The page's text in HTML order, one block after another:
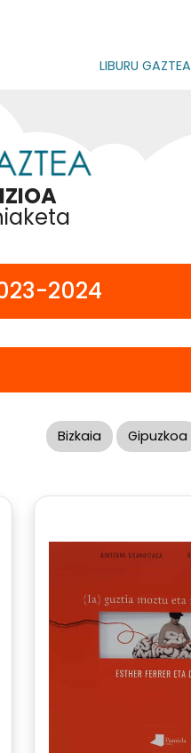
LIBURU GAZTEA
2024
Bizkaia Gipuzkoa